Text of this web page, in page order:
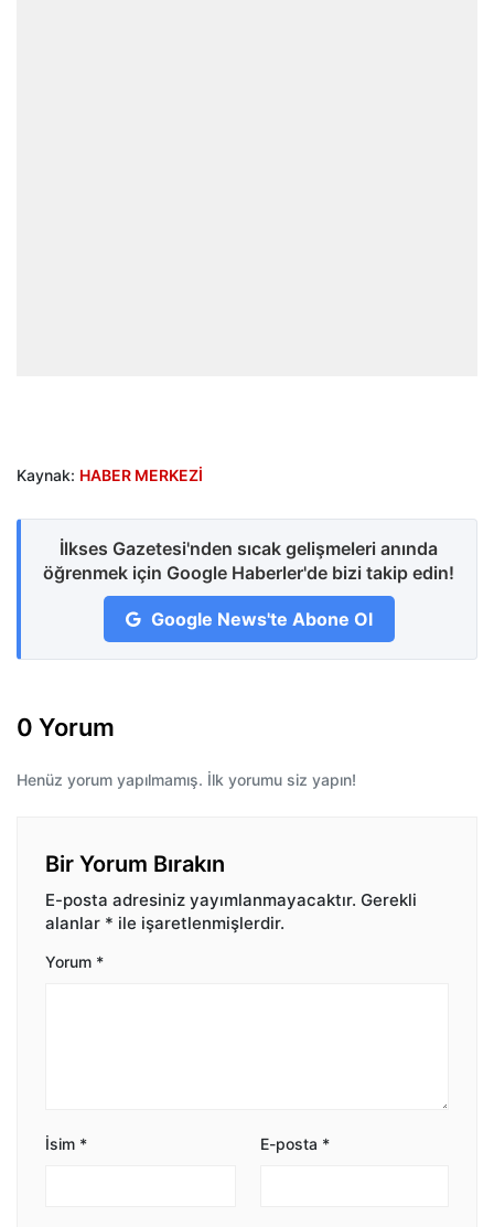
Kaynak: HABER MERKEZİ
İlkses Gazetesi'nden sıcak gelişmeleri anında
öğrenmek için Google Haberler'de bizi takip edin!
Google News'te Abone Ol
0 Yorum
Henüz yorum yapılmamış. İlk yorumu siz yapın!
Bir Yorum Bırakın
E-posta adresiniz yayımlanmayacaktır. Gerekli
alanlar * ile işaretlenmişlerdir.
Yorum *
İsim * E-posta *